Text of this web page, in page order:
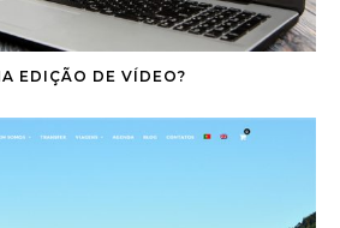
EDIÇÃO DE VÍDEO?